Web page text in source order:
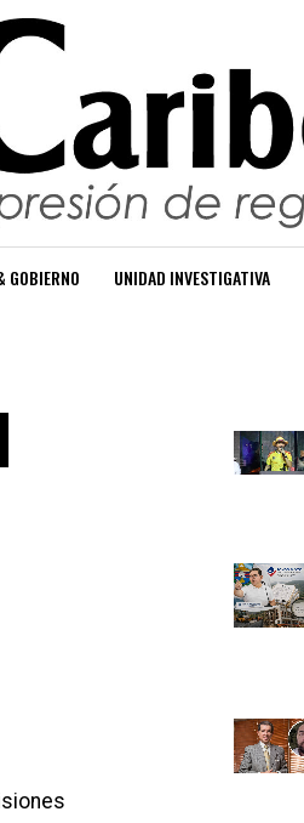
GOBIERNO UNIDAD INVESTIGATIVA